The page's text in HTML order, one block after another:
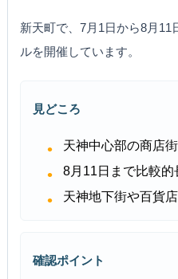
新天町で、7月1日から8月
ルを開催しています。
見どころ
天神中心部の商店
8月11日まで比較的
天神地下街や百貨
確認ポイント